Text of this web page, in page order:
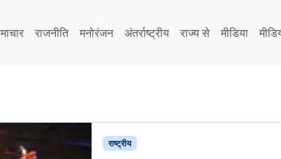
राजनीति मनोरंजन अंतर्राष्ट्रीय राज्य से मीडिया
राष्ट्रीय